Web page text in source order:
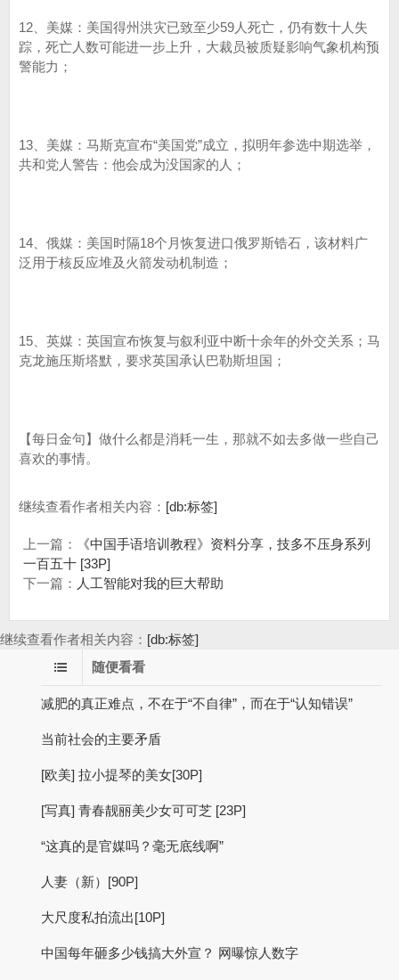
12、美媒：美国得州洪灾已致至少59人死亡，仍有数十人失
踪，死亡人数可能进一步上升，大裁员被质疑影响气象机构预
警能力；
13、美媒：马斯克宣布“美国党”成立，拟明年参选中期选举，
共和党人警告：他会成为没国家的人；
14、俄媒：美国时隔18个月恢复进口俄罗斯锆石，该材料广
泛用于核反应堆及火箭发动机制造；
15、英媒：英国宣布恢复与叙利亚中断十余年的外交关系；马
克龙施压斯塔默，要求英国承认巴勒斯坦国；
【每日金句】做什么都是消耗一生，那就不如去多做一些自己
喜欢的事情。
继续查看作者相关内容： [db:标签]
上一篇：
《中国手语培训教程》资料分享，技多不压身系列
一百五十 [33P]
下一篇： 人工智能对我的巨大帮助
继续查看作者相关内容： [db:标签]
随便看看
减肥的真正难点，不在于“不自律”，而在于“认知错误”
当前社会的主要矛盾
[欧美] 拉小提琴的美女[30P]
[写真] 青春靓丽美少女可可芝 [23P]
“这真的是官媒吗？毫无底线啊”
人妻（新）[90P]
大尺度私拍流出[10P]
中国每年砸多少钱搞大外宣？ 网曝惊人数字